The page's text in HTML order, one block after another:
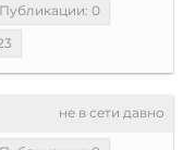
Публикации: 0
не в сети давно